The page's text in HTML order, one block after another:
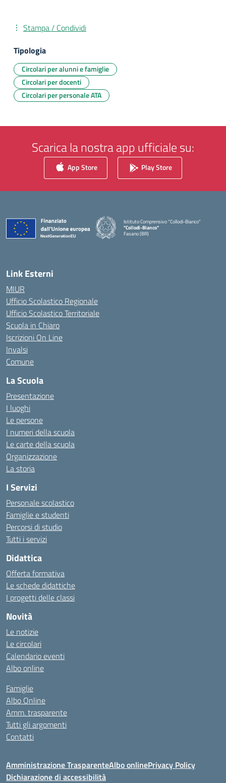
Stampa / Condividi
Tipologia
Circolari per alunni e famiglie
Circolari per docenti
Circolari per personale ATA
Scarica la nostra app ufficiale su:
App Store Play Store
Istituto Comprensivo "Collodi-Bianco"
"Collodi-Bianco"
Fasano (BR)
Link Esterni
MIUR
Ufficio Scolastico Regionale
Ufficio Scolastico Territoriale
Scuola in Chiaro
Iscrizioni On Line
Invalsi
Comune
La Scuola
Presentazione
I luoghi
Le persone
I numeri della scuola
Le carte della scuola
Organizzazione
La storia
I Servizi
Personale scolastico
Famiglie e studenti
Percorsi di studio
Tutti i servizi
Didattica
Offerta formativa
Le schede didattiche
I progetti delle classi
Novità
Le notizie
Le circolari
Calendario eventi
Albo online
Famiglie
Albo Online
Amm. trasparente
Tutti gli argomenti
Contatti
Amministrazione TrasparenteAlbo onlinePrivacy Policy
Dichiarazione di accessibilità